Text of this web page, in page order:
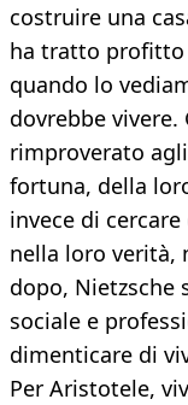
costruire una
ha tratto profitto
quando lo
dovrebbe vivere.
rimproverato
fortuna, della
invece di
nella loro verità,
dopo, Nietzsche
sociale e
dimenticare di
Per Aristotele,